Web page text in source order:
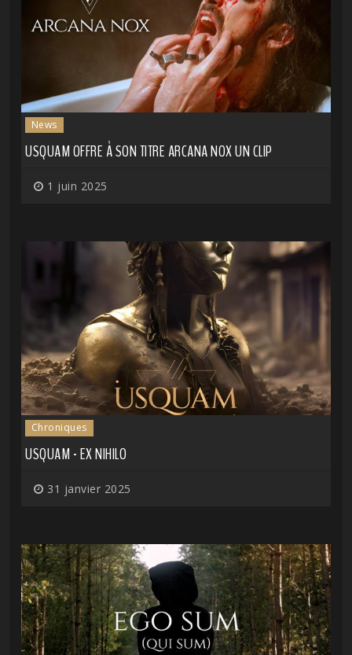
News
USQUAM OFFRE À SON TITRE ARCANA NOX UN CLIP
1 juin 2025
Chroniques
USQUAM - EX NIHILO
31 janvier 2025